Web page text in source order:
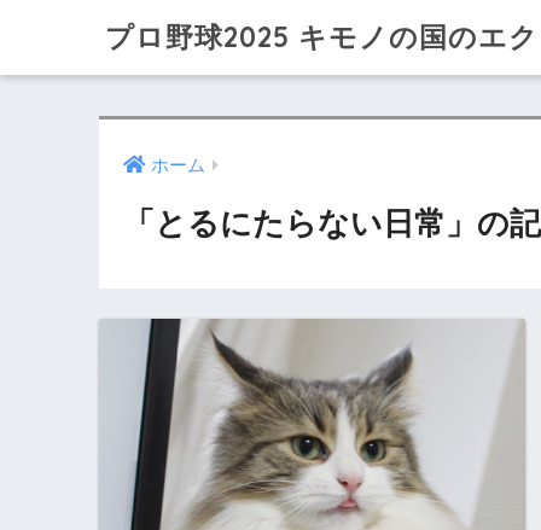
プロ野球2025 キモノの国のエ
ホーム
「とるにたらない日常」の